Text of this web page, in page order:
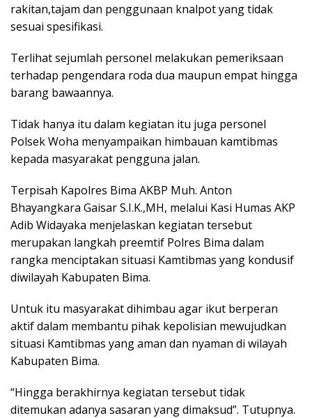
rakitan,tajam dan penggunaan knalpot yang tidak
sesuai spesifikasi.
Terlihat sejumlah personel melakukan pemeriksaan
terhadap pengendara roda dua maupun empat hingga
barang bawaannya.
Tidak hanya itu dalam kegiatan itu juga personel
Polsek Woha menyampaikan himbauan kamtibmas
kepada masyarakat pengguna jalan.
Terpisah Kapolres Bima AKBP Muh. Anton
Bhayangkara Gaisar S.I.K.,MH, melalui Kasi Humas AKP
Adib Widayaka menjelaskan kegiatan tersebut
merupakan langkah preemtif Polres Bima dalam
rangka menciptakan situasi Kamtibmas yang kondusif
diwilayah Kabupaten Bima.
Untuk itu masyarakat dihimbau agar ikut berperan
aktif dalam membantu pihak kepolisian mewujudkan
situasi Kamtibmas yang aman dan nyaman di wilayah
Kabupaten Bima.
“Hingga berakhirnya kegiatan tersebut tidak
ditemukan adanya sasaran yang dimaksud”. Tutupnya.